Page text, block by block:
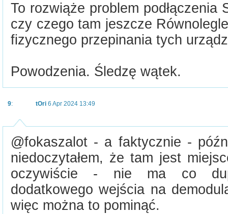
To rozwiąże problem
czy czego tam jeszcze
fizycznego przepinania tych
Powodzenia. Śledzę wątek.
9: tOri 6 Apr 2024 13:49
@fokaszalot - a faktycznie -
niedoczytałem, że tam jest
oczywiście - nie ma co
dodatkowego wejścia na
więc można to pominąć.